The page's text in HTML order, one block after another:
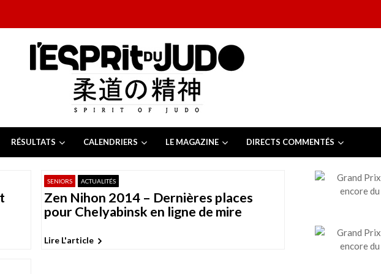
RÉSULTATS CALENDRIERS LE MAGAZINE DIRECTS COMMENTÉS
juillet 2026
juillet 2026
13 juillet 2026
Tchèque 20266 juillet 2026
SENIORS ACTUALITÉS
Zen Nihon 2014 – Dernières places
pour Chelyabinsk en ligne de mire
Lire L'article